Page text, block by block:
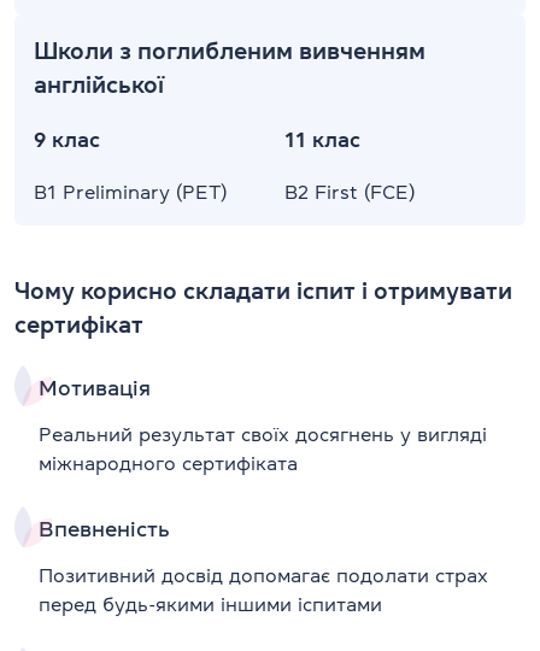
Школи з поглибленим вивченням
англійської
9 клас
B1 Preliminary (PET)
11 клас
B2 First (FCE)
Чому корисно складати іспит і отримувати
сертифікат
Мотивація
Реальний результат своїх досягнень у вигляді
міжнародного сертифіката
Впевненість
Позитивний досвід допомагає подолати страх
перед будь-якими іншими іспитами